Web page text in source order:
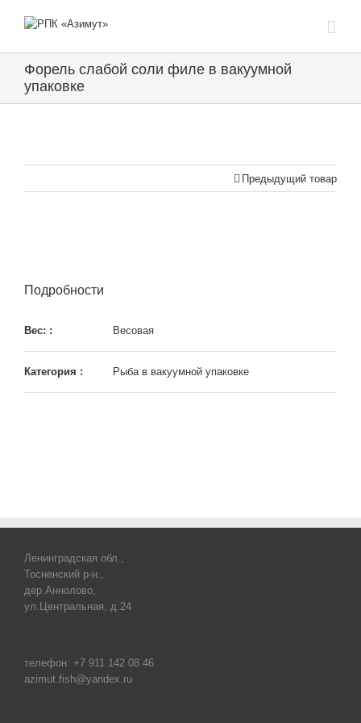
Форель слабой соли филе в вакуумной
упаковке
Предыдущий товар
Подробности
Вес: : Весовая
Категория : Рыба в вакуумной упаковке
Ленинградская обл.,
Тосненский р-н.,
дер.Аннолово,
ул.Центральная, д.24
телефон: +7 911 142 08 46
azimut.fish@yandex.ru